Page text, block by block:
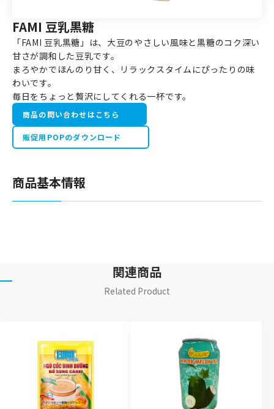
FAMI 豆乳黒糖
「FAMI 豆乳黒糖」は、大豆のやさしい風味と黒糖のコク深い
甘さが調和した豆乳です。
まろやかでほんのり甘く、リラックスタイムにぴったりの味
わいです。
毎日をちょっと贅沢にしてくれる一杯です。
商品の問い合わせはこちら
販促用POPのダウンロード
商品基本情報
関連商品
Related Product